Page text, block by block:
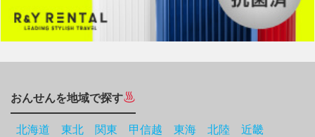
おんせんを地域で探す
北海道 東北 関東 甲信越 東海 北陸
近畿